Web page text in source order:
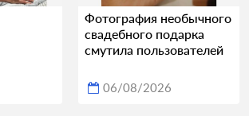
Фотография необычного
свадебного подарка
смутила пользователей
06/08/2026